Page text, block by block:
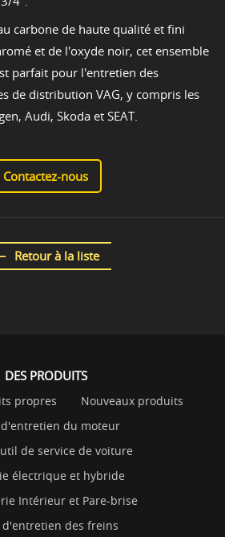
carbone de haute qualité et fini
et de l'oxyde noir, cet ensemble
parfait pour l'entretien des
de distribution VAG, y compris les
Audi, Skoda et SEAT.
Contactez-nous
Retour à la liste
DES PRODUITS
propres
Nouveaux produits
du moteur
de service de voiture
électrique et hybride
Intérieur et Pare-brise
des freins